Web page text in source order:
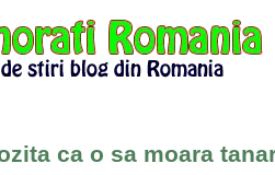
ca o sa moara